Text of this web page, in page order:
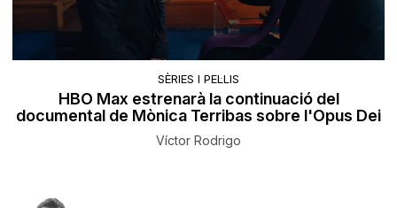
SÈRIES I PEL·LIS
HBO Max estrenarà la continuació del
documental de Mònica Terribas sobre l'Opus Dei
Víctor Rodrigo